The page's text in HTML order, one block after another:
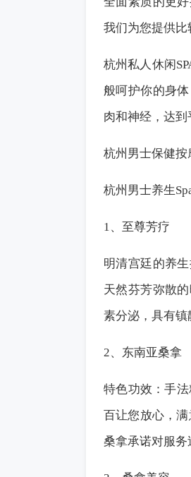
我们为您提供比
杭州私人休闲
般呵护你的身
肉和神经，达到
杭州男士保健
杭州男士养生
1、至尊芳疗
明清宫廷的养
天然芬芳弥散
素分泌，具有镇
2、东南亚桑拿
特色功效：手
百让您放心，
桑拿承诺对服